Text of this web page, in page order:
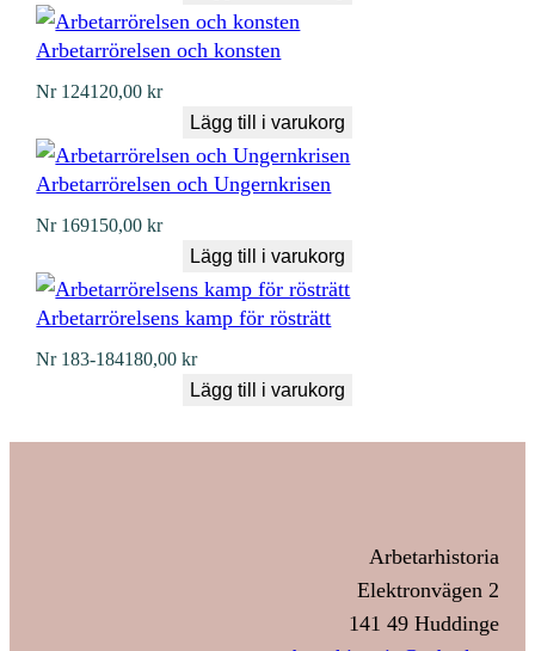
Arbetarrörelsen och konsten
Nr 124120,00kr
Lägg till i varukorg
Arbetarrörelsen och Ungernkrisen
Nr 169150,00kr
Lägg till i varukorg
Arbetarrörelsens kamp för rösträtt
Nr 183-184180,00kr
Lägg till i varukorg
Arbetarhistoria
Elektronvägen 2
141 49 Huddinge